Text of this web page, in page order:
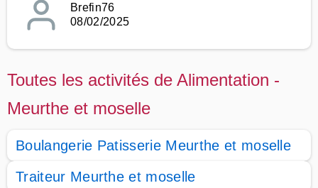
Brefin76
08/02/2025
Toutes les activités de Alimentation -
Meurthe et moselle
Boulangerie Patisserie Meurthe et moselle
Traiteur Meurthe et moselle